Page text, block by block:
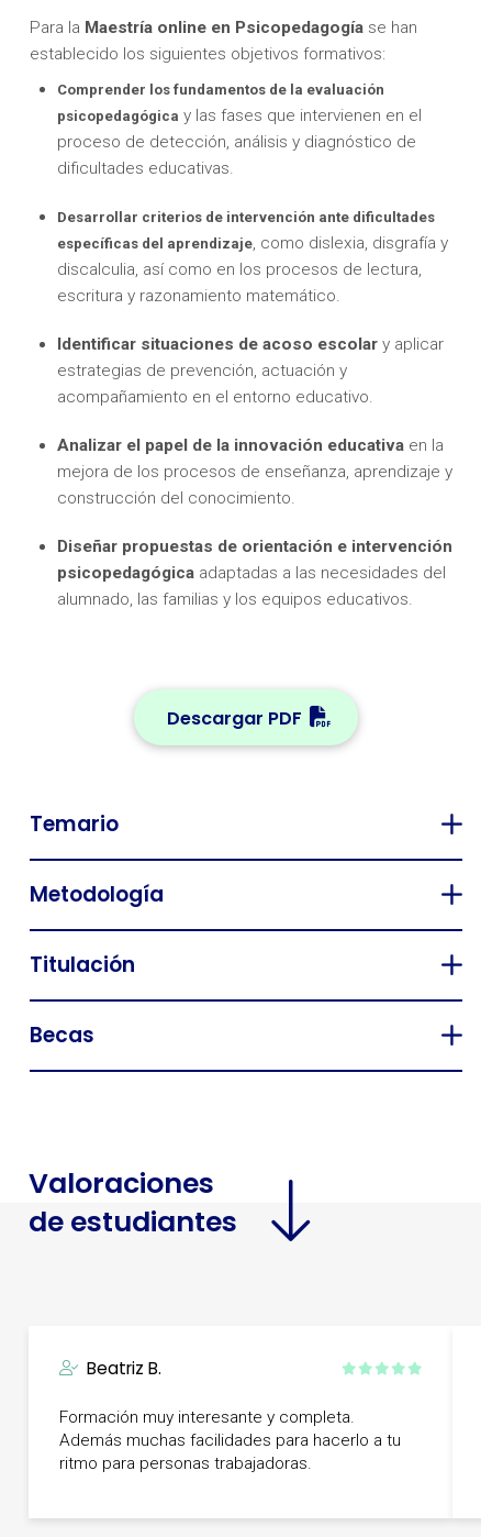
Para la Maestríaonline en Psicopedagogíase han
establecido los siguientes objetivos formativos:
Comprender los fundamentos de la evaluación
psicopedagógica y las fases que intervienen en el
proceso de detección, análisis y diagnóstico de
dificultades educativas.
Desarrollar criterios de intervención ante dificultades
específicas del aprendizaje, como dislexia, disgrafía y
discalculia, así como en los procesos de lectura,
escritura y razonamiento matemático.
Identificar situaciones de acoso escolar y aplicar
estrategias de prevención, actuación y
acompañamiento en el entorno educativo.
Analizar el papel de la innovación educativa en la
mejora de los procesos de enseñanza, aprendizaje y
construcción del conocimiento.
Diseñar propuestas de orientación e intervención
psicopedagógica adaptadas a las necesidades del
alumnado, las familias y los equipos educativos.
Descargar PDF
Temario
Metodología
Titulación
Becas
Valoraciones
de estudiantes
Beatriz B.
Formación muy interesante y completa.
Además muchas facilidades para hacerlo a tu
ritmo para personas trabajadoras.